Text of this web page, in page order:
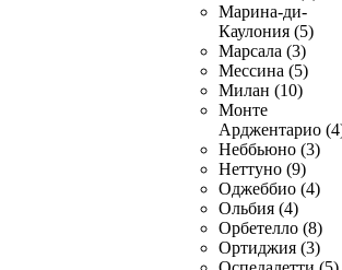
Марина-ди-
Каулония (5)
Марсала (3)
Мессина (5)
Милан (10)
Монте
Арджентарио
Неббьюно (3)
Неттуно (9)
Оджеббио (4)
Ольбия (4)
Орбетелло (8)
Ортиджия (3)